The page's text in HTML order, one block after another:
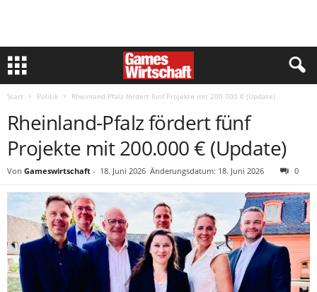
Start Politik Rheinland-Pfalz fördert fünf Projekte mit 200.000 € (Update)
Rheinland-Pfalz fördert fünf
Projekte mit 200.000 € (Update)
Von Gameswirtschaft - 18. Juni 2026 Änderungsdatum: 18. Juni 2026 0